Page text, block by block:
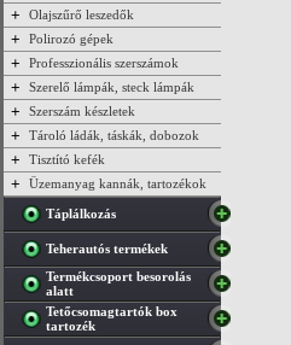
+ Olajszűrő leszedők
+ Polirozó gépek
+ Professzionális szerszámok
+ Szerelő lámpák, steck lámpák
+ Szerszám készletek
+ Tároló ládák, táskák, dobozok
+ Tisztító kefék
+ Üzemanyag kannák, tartozékok
Táplálkozás
Teherautós termékek
Termékcsoport besorolás
alatt
Tetőcsomagtartók box
tartozék